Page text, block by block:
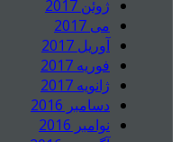
ژوئن 2017
می 2017
آوریل 2017
فوریه 2017
ژانویه 2017
دسامبر 2016
نوامبر 2016